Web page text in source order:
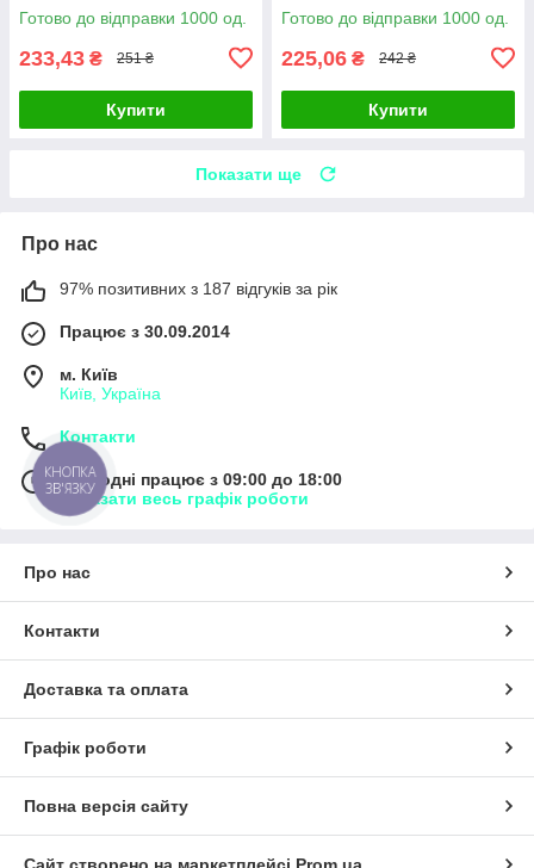
Готово до відправки 1000 од.
233,43 ₴ 251 ₴
Купити
Готово до відправки 1000 од.
225,06 ₴ 242 ₴
Купити
Показати ще
Про нас
97% позитивних з 187 відгуків за рік
Працює з 30.09.2014
м. Київ
Київ, Україна
Контакти
Сьогодні працює з 09:00 до 18:00
Показати весь графік роботи
Про нас
Контакти
Доставка та оплата
Графік роботи
Повна версія сайту
КНОПКА
ЗВ'ЯЗКУ